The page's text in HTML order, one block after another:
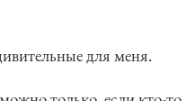
для меня.